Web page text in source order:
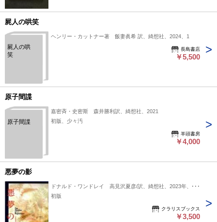
屍人の哄笑
屍人の哄
笑
ヘンリー・カットナー著 飯妻眞希 訳、綺想社、2024、1
長島書店
￥5,500
原子間諜
原子間諜
嘉密斉・史密斯 森井勝利訳、綺想社、2021
初版、少々汚
羊頭書房
￥4,000
悪夢の影
ドナルド・ワンドレイ 高見沢夏彦/訳、綺想社、2023年、1冊
初版
クラリスブックス
￥3,500